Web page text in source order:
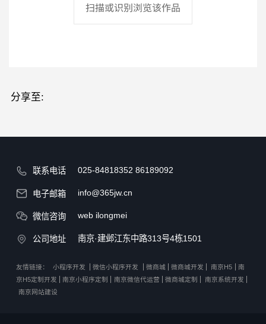
分享至:
联系电话 025-84818352 86189092
电子邮箱 info@365jw.cn
微信咨询 web ilongmei
公司地址 南京·建邺江东中路313号4栋1501
友情链接： 小程序开发 微信小程序开发 微商城 微商城开发 南京H5
南
京H5定制开发
南京小程序定制 南京微信代运营 微商城定制
南京系统开发
南京网站建设